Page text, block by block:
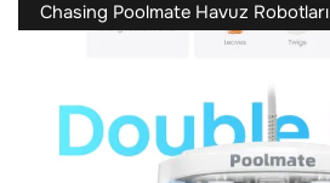
Chasing Poolmate Havuz Robotları